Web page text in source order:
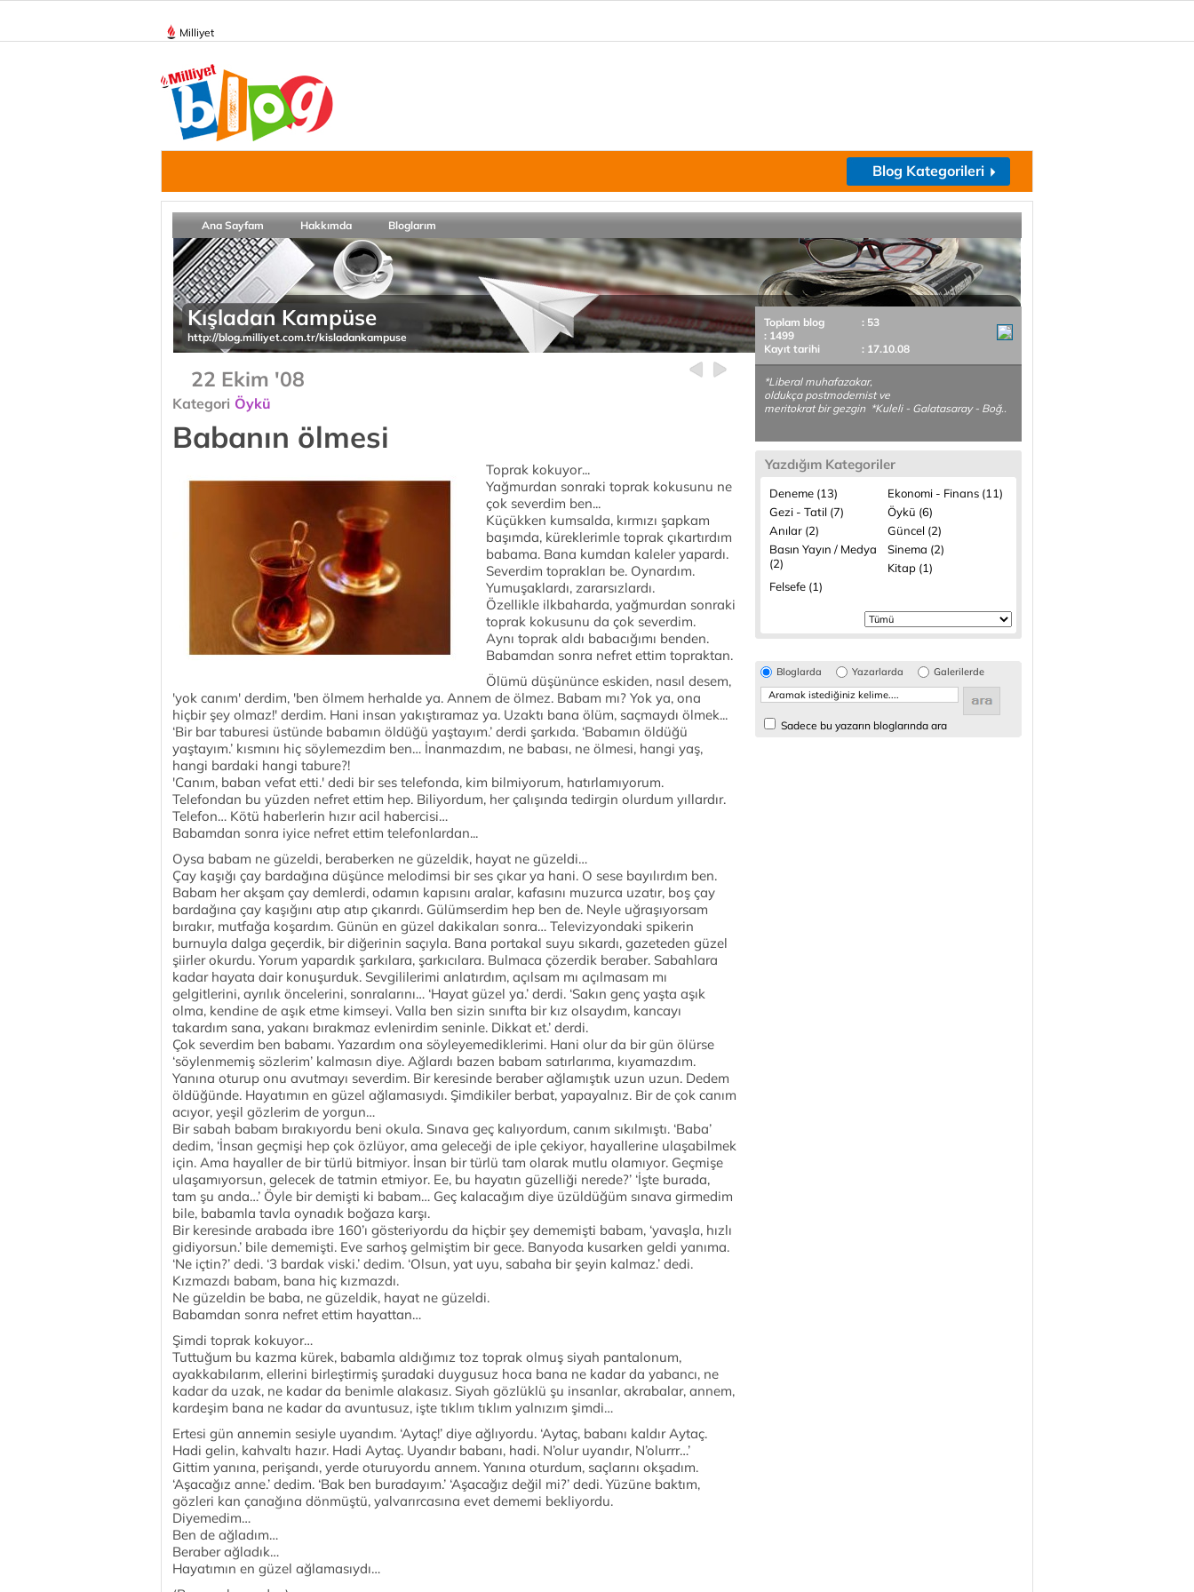
Milliyet
Blog Kategorileri
Ana Sayfam Hakkımda Bloglarım
Kışladan Kampüse
http://blog.milliyet.com.tr/kisladankampuse
22 Ekim '08
Kategori Öykü
Babanın ölmesi
Toprak kokuyor...
Yağmurdan sonraki toprak kokusunu ne
çok severdim ben...
Küçükken kumsalda, kırmızı şapkam
başımda, küreklerimle toprak çıkartırdım
babama. Bana kumdan kaleler yapardı.
Severdim toprakları be. Oynardım.
Yumuşaklardı, zararsızlardı.
Özellikle ilkbaharda, yağmurdan sonraki
toprak kokusunu da çok severdim.
Aynı toprak aldı babacığımı benden.
Babamdan sonra nefret ettim topraktan.
Ölümü düşününce eskiden, nasıl desem,
'yok canım' derdim, 'ben ölmem herhalde ya. Annem de ölmez. Babam mı? Yok ya, ona
hiçbir şey olmaz!' derdim. Hani insan yakıştıramaz ya. Uzaktı bana ölüm, saçmaydı ölmek...
‘Bir bar taburesi üstünde babamın öldüğü yaştayım.’ derdi şarkıda. ‘Babamın öldüğü
yaştayım.’ kısmını hiç söylemezdim ben… İnanmazdım, ne babası, ne ölmesi, hangi yaş,
hangi bardaki hangi tabure?!
'Canım, baban vefat etti.' dedi bir ses telefonda, kim bilmiyorum, hatırlamıyorum.
Telefondan bu yüzden nefret ettim hep. Biliyordum, her çalışında tedirgin olurdum yıllardır.
Telefon… Kötü haberlerin hızır acil habercisi…
Babamdan sonra iyice nefret ettim telefonlardan...
Oysa babam ne güzeldi, beraberken ne güzeldik, hayat ne güzeldi…
Çay kaşığı çay bardağına düşünce melodimsi bir ses çıkar ya hani. O sese bayılırdım ben.
Babam her akşam çay demlerdi, odamın kapısını aralar, kafasını muzurca uzatır, boş çay
bardağına çay kaşığını atıp atıp çıkarırdı. Gülümserdim hep ben de. Neyle uğraşıyorsam
bırakır, mutfağa koşardım. Günün en güzel dakikaları sonra… Televizyondaki spikerin
burnuyla dalga geçerdik, bir diğerinin saçıyla. Bana portakal suyu sıkardı, gazeteden güzel
şiirler okurdu. Yorum yapardık şarkılara, şarkıcılara. Bulmaca çözerdik beraber. Sabahlara
kadar hayata dair konuşurduk. Sevgililerimi anlatırdım, açılsam mı açılmasam mı
gelgitlerini, ayrılık öncelerini, sonralarını… ‘Hayat güzel ya.’ derdi. ‘Sakın genç yaşta aşık
olma, kendine de aşık etme kimseyi. Valla ben sizin sınıfta bir kız olsaydım, kancayı
takardım sana, yakanı bırakmaz evlenirdim seninle. Dikkat et.’ derdi.
Çok severdim ben babamı. Yazardım ona söyleyemediklerimi. Hani olur da bir gün ölürse
‘söylenmemiş sözlerim’ kalmasın diye. Ağlardı bazen babam satırlarıma, kıyamazdım.
Yanına oturup onu avutmayı severdim. Bir keresinde beraber ağlamıştık uzun uzun. Dedem
öldüğünde. Hayatımın en güzel ağlamasıydı. Şimdikiler berbat, yapayalnız. Bir de çok canım
acıyor, yeşil gözlerim de yorgun…
Bir sabah babam bırakıyordu beni okula. Sınava geç kalıyordum, canım sıkılmıştı. ‘Baba’
dedim, ‘İnsan geçmişi hep çok özlüyor, ama geleceği de iple çekiyor, hayallerine ulaşabilmek
için. Ama hayaller de bir türlü bitmiyor. İnsan bir türlü tam olarak mutlu olamıyor. Geçmişe
ulaşamıyorsun, gelecek de tatmin etmiyor. Ee, bu hayatın güzelliği nerede?’ ‘İşte burada,
tam şu anda…’ Öyle bir demişti ki babam… Geç kalacağım diye üzüldüğüm sınava girmedim
bile, babamla tavla oynadık boğaza karşı.
Bir keresinde arabada ibre 160’ı gösteriyordu da hiçbir şey dememişti babam, ‘yavaşla, hızlı
gidiyorsun.’ bile dememişti. Eve sarhoş gelmiştim bir gece. Banyoda kusarken geldi yanıma.
‘Ne içtin?’ dedi. ‘3 bardak viski.’ dedim. ‘Olsun, yat uyu, sabaha bir şeyin kalmaz.’ dedi.
Kızmazdı babam, bana hiç kızmazdı.
Ne güzeldin be baba, ne güzeldik, hayat ne güzeldi.
Babamdan sonra nefret ettim hayattan…
Şimdi toprak kokuyor…
Tuttuğum bu kazma kürek, babamla aldığımız toz toprak olmuş siyah pantalonum,
ayakkabılarım, ellerini birleştirmiş şuradaki duygusuz hoca bana ne kadar da yabancı, ne
kadar da uzak, ne kadar da benimle alakasız. Siyah gözlüklü şu insanlar, akrabalar, annem,
kardeşim bana ne kadar da avuntusuz, işte tıklım tıklım yalnızım şimdi…
Ertesi gün annemin sesiyle uyandım. ‘Aytaç!’ diye ağlıyordu. ‘Aytaç, babanı kaldır Aytaç.
Hadi gelin, kahvaltı hazır. Hadi Aytaç. Uyandır babanı, hadi. N’olur uyandır, N’olurrr…’
Gittim yanına, perişandı, yerde oturuyordu annem. Yanına oturdum, saçlarını okşadım.
‘Aşacağız anne.’ dedim. ‘Bak ben buradayım.’ ‘Aşacağız değil mi?’ dedi. Yüzüne baktım,
gözleri kan çanağına dönmüştü, yalvarırcasına evet dememi bekliyordu.
Diyemedim…
Ben de ağladım…
Beraber ağladık…
Hayatımın en güzel ağlamasıydı…
Toplam blog
: 53
: 1499
Kayıt tarihi
: 17.10.08
*Liberal muhafazakar,
oldukça postmodernist ve
meritokrat bir gezgin *Kuleli - Galatasaray - Boğ..
Yazdığım Kategoriler
Deneme (13)
Ekonomi - Finans (11)
Gezi - Tatil (7)
Öykü (6)
Anılar (2)
Güncel (2)
Basın Yayın / Medya
(2)
Sinema (2)
Kitap (1)
Felsefe (1)
Bloglarda Yazarlarda Galerilerde
Sadece bu yazarın bloglarında ara